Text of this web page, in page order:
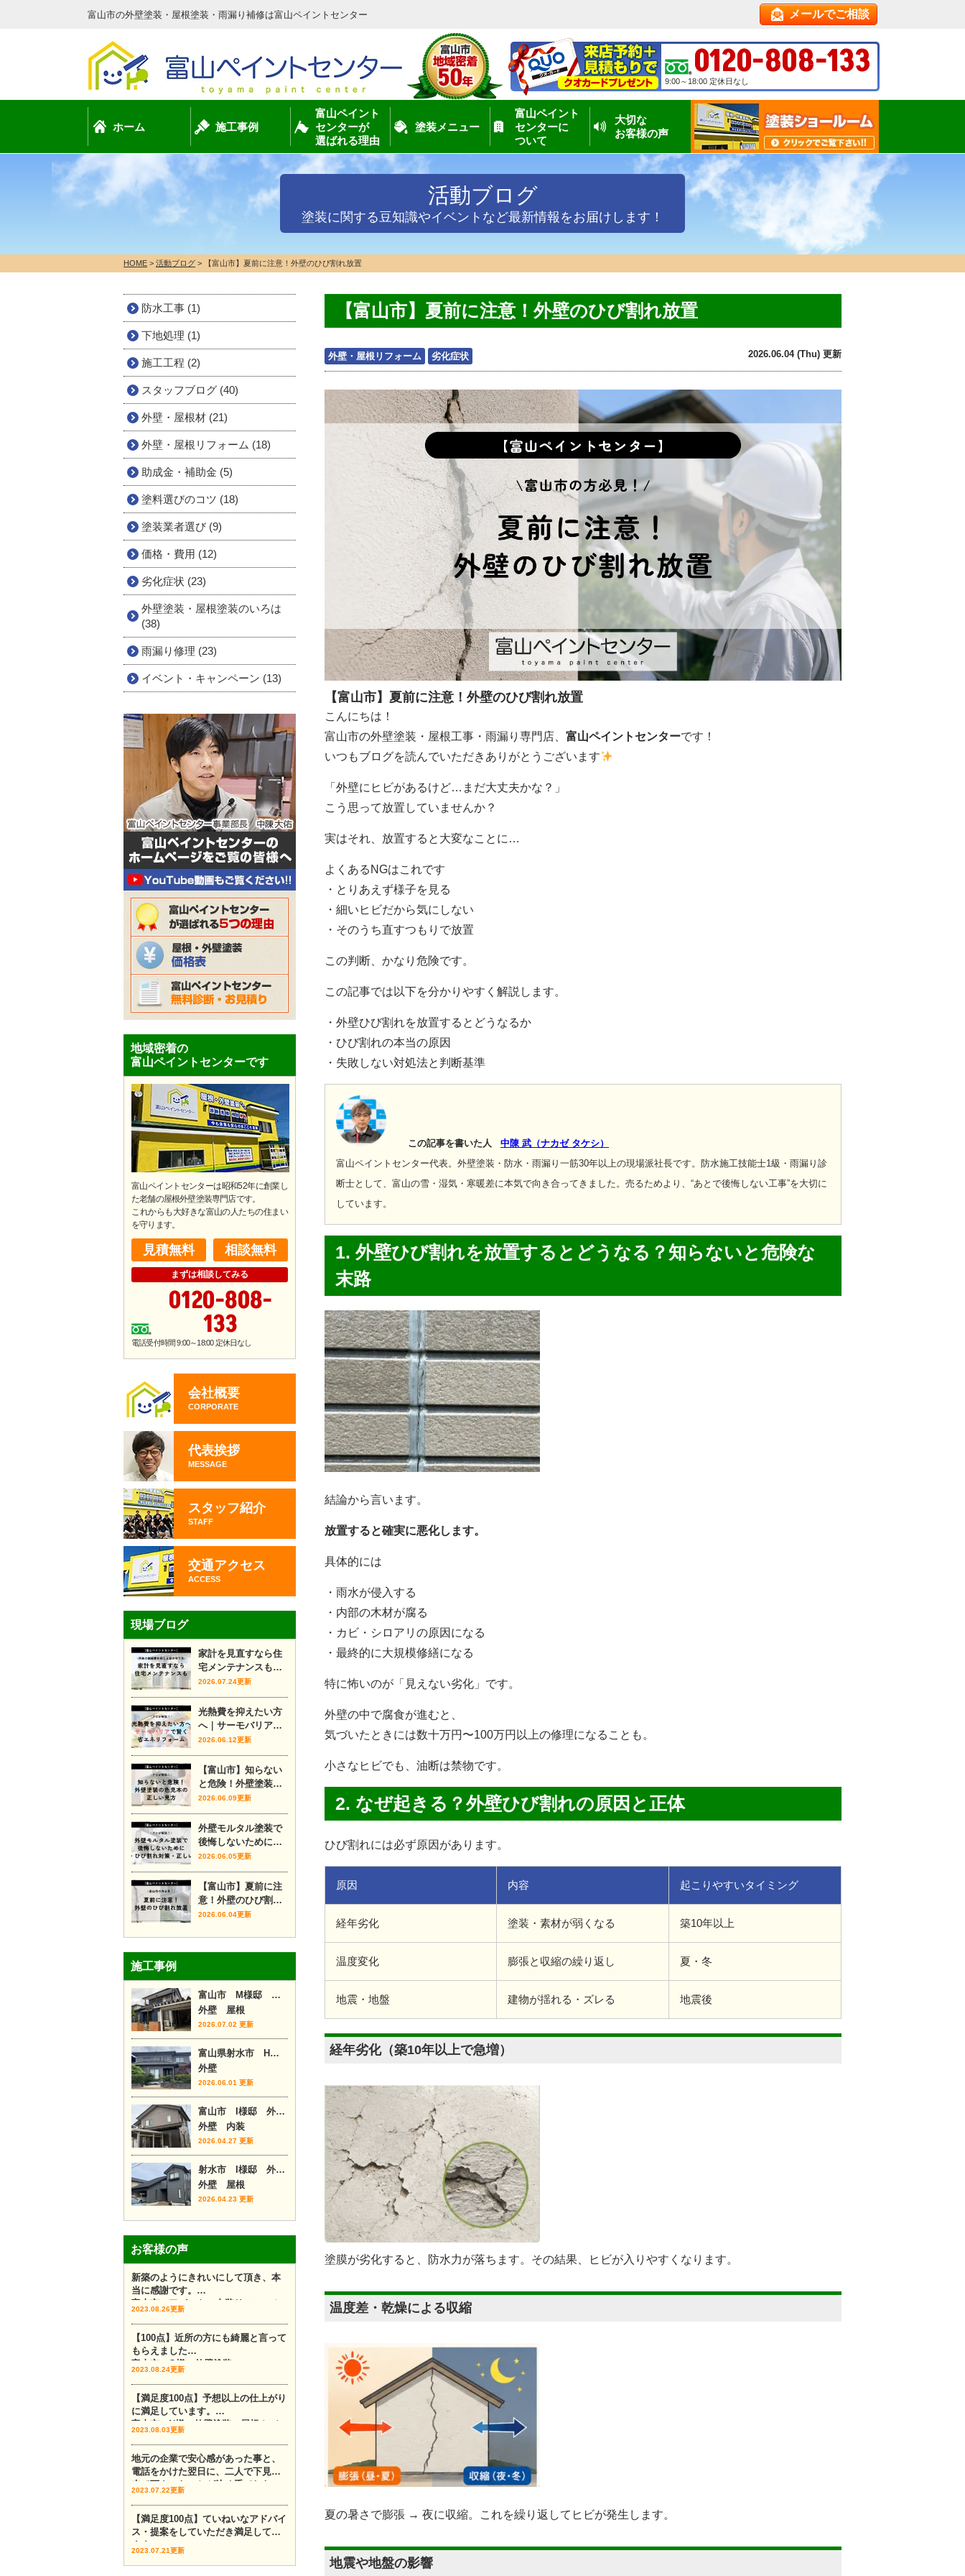
富山市の外壁塗装・屋根塗装・雨漏り補修は富山ペイントセンター メールでご相談
0120-808-133
9:00～18:00 定休日なし
ホーム 施工事例
富山ペイント
センターが
選ばれる理由
塗装メニュー
富山ペイント
センターに
ついて
大切な
お客様の声
活動ブログ
塗装に関する豆知識やイベントなど最新情報をお届けします！
HOME > 活動ブログ > 【富山市】夏前に注意！外壁のひび割れ放置
【富山市】夏前に注意！外壁のひび割れ放置
外壁・屋根リフォーム 劣化症状 2026.06.04 (Thu) 更新
【富山市】夏前に注意！外壁のひび割れ放置
こんにちは！
富山市の外壁塗装・屋根工事・雨漏り専門店、 富山ペイントセンターです！
いつもブログを読んでいただきありがとうございます
「外壁にヒビがあるけど…まだ大丈夫かな？」
こう思って放置していませんか？
実はそれ、放置すると大変なことに…
よくあるNGはこれです
・とりあえず様子を見る
・細いヒビだから気にしない
・そのうち直すつもりで放置
この判断、かなり危険です。
この記事では以下を分かりやすく解説します。
・外壁ひび割れを放置するとどうなるか
・ひび割れの本当の原因
・失敗しない対処法と判断基準
この記事を書いた人 中陳 武（ナカゼ タケシ）
富山ペイントセンター代表。外壁塗装・防水・雨漏り一筋30年以上の現場派社長です。 防水施工技能士1級・雨漏り診
断士として、富山の雪・湿気・寒暖差に本気で向き合ってきました。 売るためより、“あとで後悔しない工事”を大切に
しています。
1. 外壁ひび割れを放置するとどうなる？知らないと危険な
末路
結論から言います。
放置すると確実に悪化します。
具体的には
・雨水が侵入する
・内部の木材が腐る
・カビ・シロアリの原因になる
・最終的に大規模修繕になる
特に怖いのが「見えない劣化」です。
外壁の中で腐食が進むと、
気づいたときには数十万円〜100万円以上の修理になることも。
小さなヒビでも、油断は禁物です。
2. なぜ起きる？外壁ひび割れの原因と正体
ひび割れには必ず原因があります。
原因 内容 起こりやすいタイミング
経年劣化 塗装・素材が弱くなる 築10年以上
温度変化 膨張と収縮の繰り返し 夏・冬
地震・地盤 建物が揺れる・ズレる 地震後
経年劣化（築10年以上で急増）
塗膜が劣化すると、防水力が落ちます。その結果、ヒビが入りやすくなります。
温度差・乾燥による収縮
夏の暑さで膨張 → 夜に収縮。これを繰り返してヒビが発生します。
地震や地盤の影響
防水工事 (1)
下地処理 (1)
施工工程 (2)
スタッフブログ (40)
外壁・屋根材 (21)
外壁・屋根リフォーム (18)
助成金・補助金 (5)
塗料選びのコツ (18)
塗装業者選び (9)
価格・費用 (12)
劣化症状 (23)
外壁塗装・屋根塗装のいろは
(38)
雨漏り修理 (23)
イベント・キャンペーン (13)
地域密着の
富山ペイントセンターです
富山ペイントセンターは昭和52年に創業し
た老舗の屋根外壁塗装専門店です。
​これからも大好きな富山の人たちの住まい
を守ります。
見積無料 相談無料
まずは相談してみる
0120-808-
133
電話受付時間 9:00～18:00 定休日なし
会社概要
CORPORATE
代表挨拶
MESSAGE
スタッフ紹介
STAFF
交通アクセス
ACCESS
現場ブログ
家計を見直すなら住
宅メンテナンスも｜
将来の修繕費を抑え
る家の守り方
2026.07.24更新
光熱費を抑えたい方
へ｜サーモバリアで
賢く省エネリフォー
ム
2026.06.12更新
【富山市】知らない
と危険！外壁塗装の
色見本の正しい見方
2026.06.09更新
外壁モルタル塗装で
後悔しないために｜
費用・ひび割れ対
策・正しい時期をプ
ロが解説
2026.06.05更新
【富山市】夏前に注
意！外壁のひび割れ
放置
2026.06.04更新
施工事例
富山市 M様邸 外壁カバー工事
外壁 屋根
2026.07.02 更新
富山県射水市 H様邸
外壁
2026.06.01 更新
富山市 I様邸 外壁塗装・内装リフォーム
外壁 内装
2026.04.27 更新
射水市 I様邸 外壁塗装・屋根カバー
外壁 屋根
2026.04.23 更新
お客様の声
新築のようにきれいにして頂き、本
当に感謝です。
富山市 アパート 内装リフォーム
2023.08.26更新
【100点】近所の方にも綺麗と言って
もらえました
富山市 O様 外壁塗装
2023.08.24更新
【満足度100点】予想以上の仕上がり
に満足しています。
富山市 N様 外壁塗装 屋根カバー
2023.08.03更新
地元の企業で安心感があった事と、
電話をかけた翌日に、二人で下見に
来て下さったことが決め手でした。
富山市 外壁塗装 外壁カバー
2023.07.22更新
【満足度100点】ていねいなアドバイ
ス・提案をしていただき満足してい
ます。
富山市 外壁塗装 Y様
2023.07.21更新